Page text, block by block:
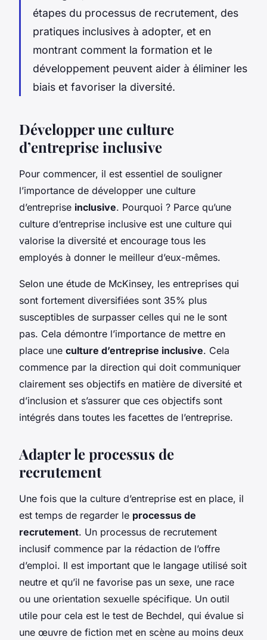
étapes du processus de recrutement, des
pratiques inclusives à adopter, et en
montrant comment la formation et le
développement peuvent aider à éliminer les
biais et favoriser la diversité.
Développer une culture
d’entreprise inclusive
Pour commencer, il est essentiel de souligner
l’importance de développer une culture
d’entreprise inclusive. Pourquoi ? Parce qu’une
culture d’entreprise inclusive est une culture qui
valorise la diversité et encourage tous les
employés à donner le meilleur d’eux-mêmes.
Selon une étude de McKinsey, les entreprises qui
sont fortement diversifiées sont 35% plus
susceptibles de surpasser celles qui ne le sont
pas. Cela démontre l’importance de mettre en
place une culture d’entreprise inclusive. Cela
commence par la direction qui doit communiquer
clairement ses objectifs en matière de diversité et
d’inclusion et s’assurer que ces objectifs sont
intégrés dans toutes les facettes de l’entreprise.
Adapter le processus de
recrutement
Une fois que la culture d’entreprise est en place, il
est temps de regarder le processus de
recrutement. Un processus de recrutement
inclusif commence par la rédaction de l’offre
d’emploi. Il est important que le langage utilisé soit
neutre et qu’il ne favorise pas un sexe, une race
ou une orientation sexuelle spécifique. Un outil
utile pour cela est le test de Bechdel, qui évalue si
une œuvre de fiction met en scène au moins deux